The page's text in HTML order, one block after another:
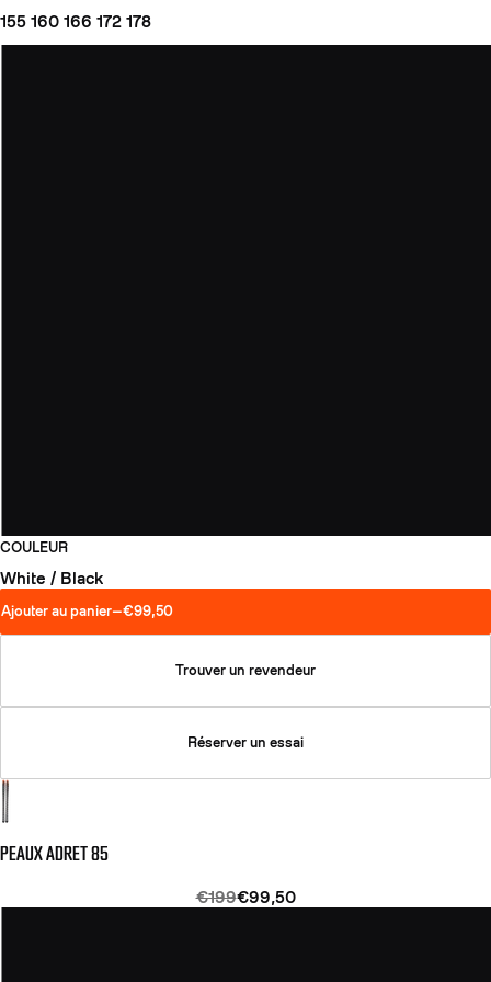
155 160 166 172 178
COULEUR
White / Black
Ajouter au panier—€99,50
Trouver un revendeur
Réserver un essai
PEAUX ADRET 85
€199€99,50